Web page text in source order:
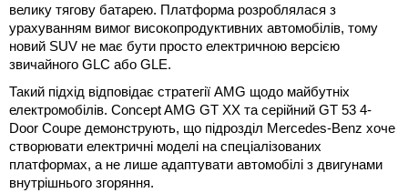
велику тягову батарею. Платформа розроблялася з
урахуванням вимог високопродуктивних автомобілів, тому
новий SUV не має бути просто електричною версією
звичайного GLC або GLE.
Такий підхід відповідає стратегії AMG щодо майбутніх
електромобілів. Concept AMG GT XX та серійний GT 53 4-
Door Coupe демонструють, що підрозділ Mercedes-Benz хоче
створювати електричні моделі на спеціалізованих
платформах, а не лише адаптувати автомобілі з двигунами
внутрішнього згоряння.